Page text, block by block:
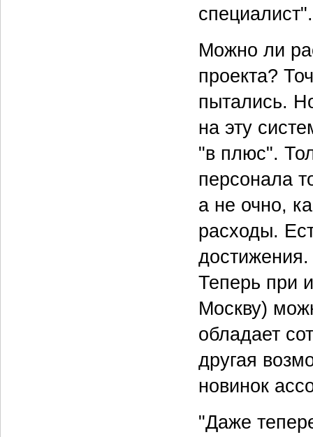
специалист".
Можно ли
проекта?
пытались.
на эту
"в плюс".
персонала
а не очно,
расходы.
Теперь при
Москву)
обладает
другая
новинок
"Даже